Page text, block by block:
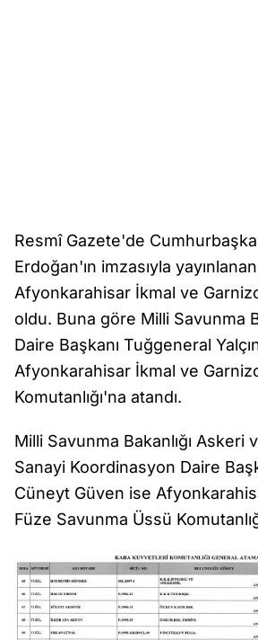
Resmî Gazete'de
Erdoğan'ın imzasıyla
Afyonkarahisar İkmal ve
oldu. Buna göre Milli Savunma
Daire Başkanı Tuğgeneral
Afyonkarahisar İkmal ve
Komutanlığı'na atandı.
Milli Savunma Bakanlığı Askeri
Sanayi Koordinasyon Daire
Cüneyt Güven ise
Füze Savunma Üssü